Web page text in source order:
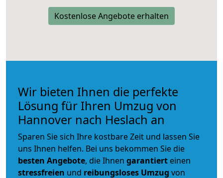
Kostenlose Angebote erhalten
Wir bieten Ihnen die perfekte
Lösung für Ihren Umzug von
Hannover nach Heslach an
Sparen Sie sich Ihre kostbare Zeit und lassen Sie
uns Ihnen helfen. Bei uns bekommen Sie die
besten Angebote, die Ihnen garantiert einen
stressfreien und reibungsloses Umzug von